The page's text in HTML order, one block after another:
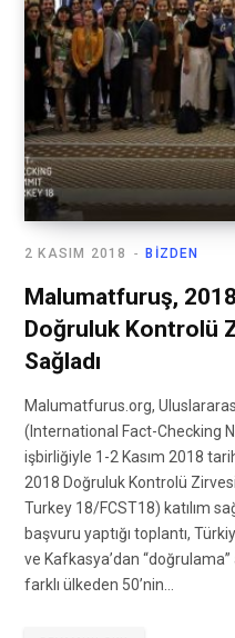
BIZDEN
2 KASIM 2018
Malumatfuruş,
Doğruluk Kontrolü
Sağladı
Malumatfurus.org,
(International Fact-Checking
işbirliğiyle 1-2 Kasım 2018
2018 Doğruluk Kontrolü
Turkey 18/FCST18) katılım
başvuru yaptığı toplantı,
ve Kafkasya’dan
farklı ülkeden 50’nin…